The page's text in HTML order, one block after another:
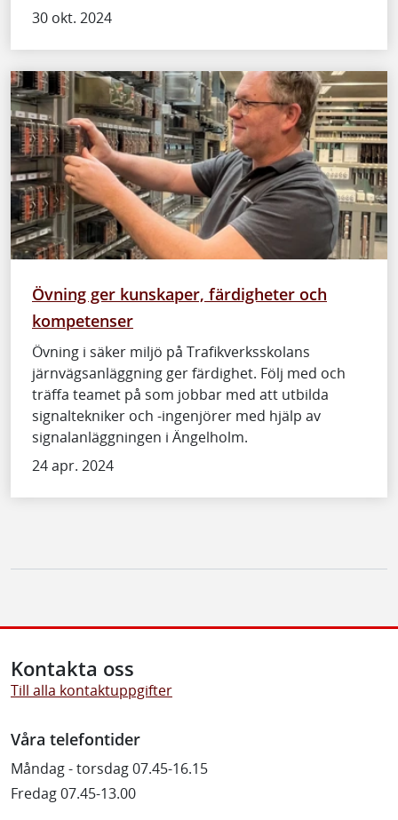
30 okt. 2024
Övning ger kunskaper, färdigheter och
kompetenser
Övning i säker miljö på Trafikverksskolans
järnvägsanläggning ger färdighet. Följ med och
träffa teamet på som jobbar med att utbilda
signaltekniker och -ingenjörer med hjälp av
signalanläggningen i Ängelholm.
24 apr. 2024
Kontakta oss
Till alla kontaktuppgifter
Våra telefontider
Måndag - torsdag 07.45-16.15
Fredag 07.45-13.00